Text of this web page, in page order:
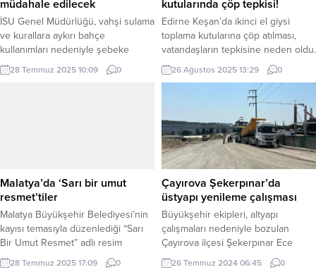
müdahale edilecek
İSU Genel Müdürlüğü, vahşi sulama
ve kurallara aykırı bahçe
kullanımları nedeniyle şebeke
suyunda yaşanan israfa karşı
harekete geçti. KOCAELİ (İGFA) –
Su Yönetimi, DSİ ve...
28 Temmuz 2025 10:09 0
kutularında çöp tepkisi!
Edirne Keşan’da ikinci el giysi
toplama kutularına çöp atılması,
vatandaşların tepkisine neden oldu.
Duyarlı vatandaşlar, hem çöp
atanlara hem de önlem almayan
Keşan Belediyesi’ne çağrıda
bulundu. Erdoğan DEMİR / EDİRNE
(İGFA) – Edirne’nin Keşan ilçesinde,
ihtiyaç sahiplerine destek olmak
için belediye tarafından yerleştirilen
ikinci el giysi toplama kutularının
çöplüğe dönüştürülmesi...
26 Ağustos 2025 13:29 0
Malatya’da ‘Sarı bir umut
resmet’tiler
Malatya Büyükşehir Belediyesi’nin
kayısı temasıyla düzenlediği “Sarı
Bir Umut Resmet” adlı resim
yarışmasında dereceye girenlere
28 Temmuz 2025 17:09 0
Çayırova Şekerpınar’da
üstyapı yenileme çalışması
Büyükşehir ekipleri, altyapı
çalışmaları nedeniyle bozulan
Çayırova ilçesi Şekerpınar Ece
Sokakta üstyapı yenileme çalışması
26 Temmuz 2024 06:45 0